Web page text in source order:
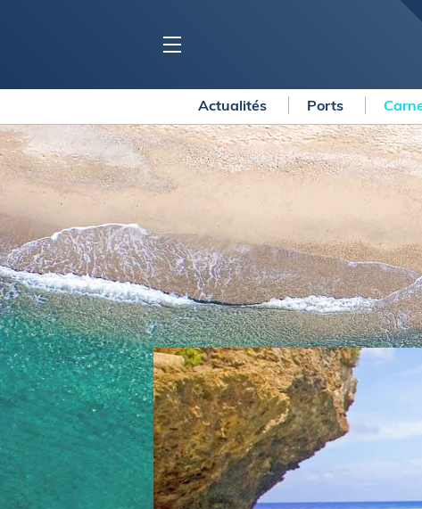
BLOC MARINE
Ports
Carnets de voyage
Collection Bloc Marine
Application Bloc Marine
Règlementation
BATEAUX
Voiliers
Bateaux à moteur
Equipements
Salons
Economie
Yachting
La
Glisse
Actualités Ports